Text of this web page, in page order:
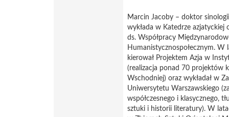
Marcin Jacoby – doktor
wykłada w Katedrze
ds. Współpracy
Humanistycznospołecznym.
kierował Projektem Azja w
(realizacja ponad 70 projektów
Wschodniej) oraz wykładał w
Uniwersytetu Warszawskiego
współczesnego i klasycznego,
sztuki i historii literatury). W